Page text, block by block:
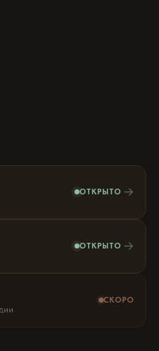
ОТКРЫТО →
ОТКРЫТО →
СКОРО